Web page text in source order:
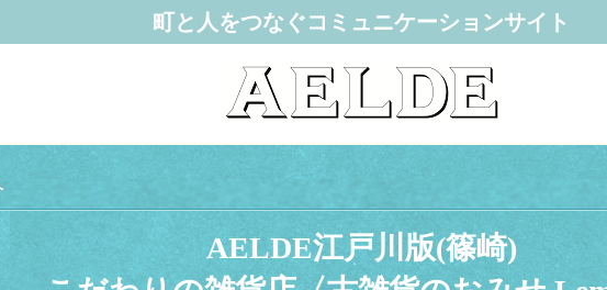
町と人をつなぐコミュニケーションサイト
AELDE江戸川版(篠崎)